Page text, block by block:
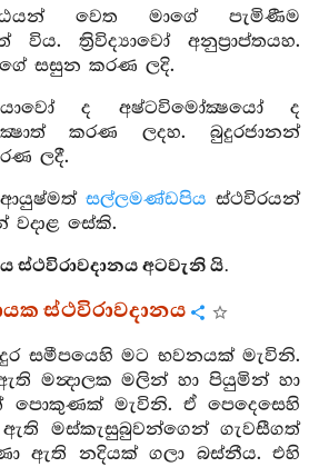
වෙත මාගේ පැමිණීම
ත්‍රිවිද්‍යාවෝ අනුප්‍රාප්තයහ.
සසුන කරණ ලදි.
ද අෂ්ටවිමෝක්‍ෂයෝ ද
කරණ ලදහ. බුදුරජානන්
ලදී.
සල්ලමණ්ඩපිය ස්ථවිරයන්
වදාළ සේකි.
අටවැනි යි.
ස්ථවිරාවදානය
සමීපයෙහි මට භවනයක් මැවිනි.
මන්‍දාලක මලින් හා පියුමින් හා
පොකුණක් මැවිනි. ඒ පෙදෙසෙහි
මස්කැසුබුවන්ගෙන් ගැවසීගත්
ඇති නදියක් ගලා බස්නීය. එහි